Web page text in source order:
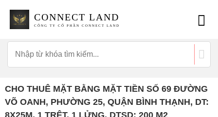
CONNECT LAND
CÔNG TY CỔ PHẦN CONNECT LAND
CHO THUÊ MẶT BẰNG MẶT TIỀN SỐ 69 ĐƯỜNG
VÕ OANH, PHƯỜNG 25, QUẬN BÌNH THẠNH, DT:
8X25M, 1 TRỆT, 1 LỬNG, DTSD: 200 M2